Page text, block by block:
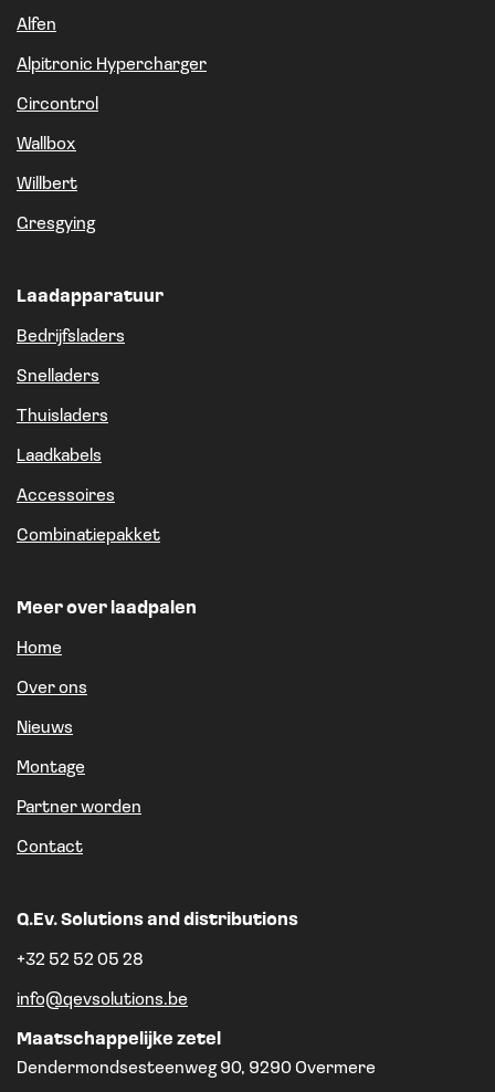
Alfen
Alpitronic Hypercharger
Circontrol
Wallbox
Willbert
Gresgying
Laadapparatuur
Bedrijfsladers
Snelladers
Thuisladers
Laadkabels
Accessoires
Combinatiepakket
Meer over laadpalen
Home
Over ons
Nieuws
Montage
Partner worden
Contact
Q.Ev. Solutions and distributions
+32 52 52 05 28
info@qevsolutions.be
Maatschappelijke zetel
Dendermondsesteenweg 90, 9290 Overmere